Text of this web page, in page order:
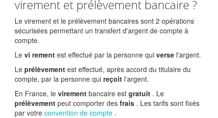
virement et prélèvement bancaire ?
Le virement et le prélèvement bancaires sont 2 opérations
sécurisées permettant un transfert d'argent de compte à
compte.
Le vi rement est effectué par la personne qui verse l'argent.
Le prélèvement est effectué, après accord du titulaire du
compte, par la personne qui reçoit l'argent.
En France, le virement bancaire est gratuit . Le
prélèvement peut comporter des frais . Les tarifs sont fixés
par votre convention de compte .